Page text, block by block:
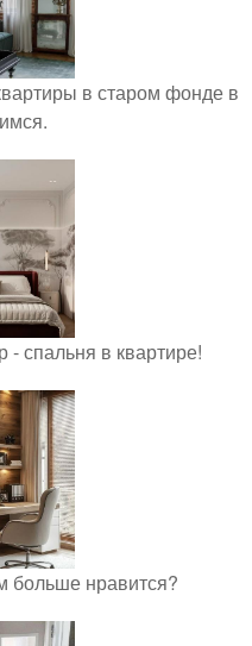
в старом фонде в
спальня в квартире!
больше нравится?